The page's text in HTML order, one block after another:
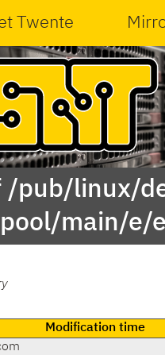
Twente
/pub/linux/
main/e/
Modification time